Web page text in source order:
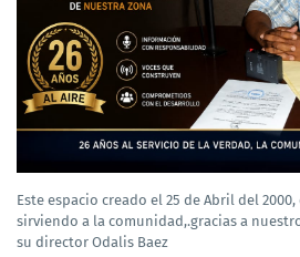
Este espacio creado el 25 de Abril del
sirviendo a la comunidad,.gracias a
su director Odalis Baez